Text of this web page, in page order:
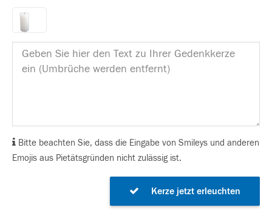
Bitte beachten Sie, dass die Eingabe von Smileys und anderen
Emojis aus Pietätsgründen nicht zulässig ist.
Kerze jetzt erleuchten